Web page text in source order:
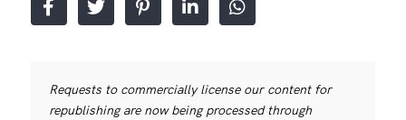
Requests to commercially license our content for
republishing are now being processed through